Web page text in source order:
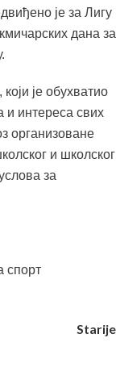
је за Лигу
дана за
је обухватио
и интереса свих
организоване
и школског
за
спорт
Starije